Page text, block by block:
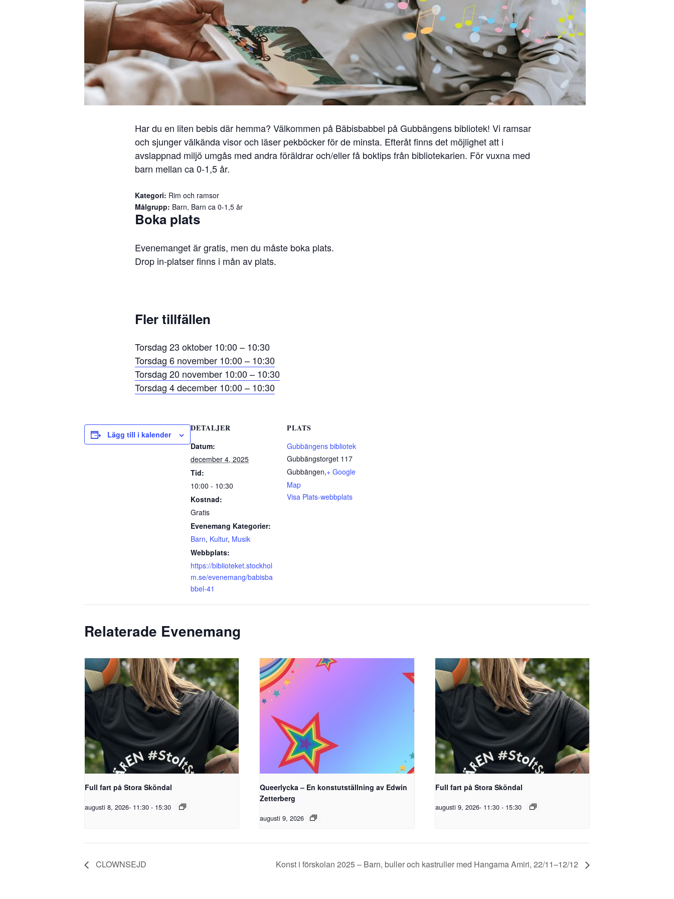
Har du en liten bebis där hemma? Välkommen på Bäbisbabbel på Gubbängens bibliotek! Vi ramsar
och sjunger välkända visor och läser pekböcker för de minsta. Efteråt finns det möjlighet att i
avslappnad miljö umgås med andra föräldrar och/eller få boktips från bibliotekarien. För vuxna med
barn mellan ca 0-1,5 år.
Kategori: Rim och ramsor
Målgrupp: Barn, Barn ca 0-1,5 år
Boka plats
Evenemanget är gratis, men du måste boka plats.
Drop in-platser finns i mån av plats.
Fler tillfällen
Torsdag 23 oktober 10:00 – 10:30
Torsdag 6 november 10:00 – 10:30
Torsdag 20 november 10:00 – 10:30
Torsdag 4 december 10:00 – 10:30
Lägg till i kalender
DETALJER
Datum:
december 4, 2025
Tid:
10:00 - 10:30
Kostnad:
Gratis
Evenemang Kategorier:
Barn, Kultur, Musik
Webbplats:
https://biblioteket.stockhol
m.se/evenemang/babisba
bbel-41
PLATS
Gubbängens bibliotek
Gubbängstorget 117
Gubbängen,+ Google
Map
Visa Plats-webbplats
Relaterade Evenemang
Full fart på Stora Sköndal
augusti 8, 2026- 11:30 - 15:30
Queerlycka – En konstutställning av Edwin
Zetterberg
augusti 9, 2026
Full fart på Stora Sköndal
augusti 9, 2026- 11:30 - 15:30
CLOWNSEJD Konst i förskolan 2025 – Barn, buller och kastruller med Hangama Amiri, 22/11–12/12